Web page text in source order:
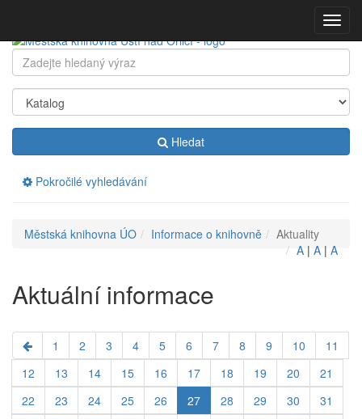
menu
Klávesové
zkratky
tomto
webu
rozšířené
Hledat:
Hledat
Pokročilé vyhledávání
Drobečková
Městská knihovna ÚO Informace o knihovně
Aktuality
A | A | A
Aktuální informace
1 2 3 4 5 6 7 8 9 10
11
12
13 14 15 16 17 18 19 20
21
22
23 24 25 26 27 28 29 30
31